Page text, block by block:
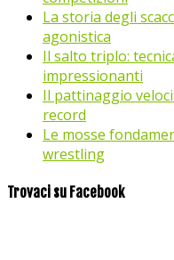
La storia degli
agonistica
Il salto triplo:
impressionanti
Il pattinaggio
record
Le mosse
wrestling
Trovaci su Facebook